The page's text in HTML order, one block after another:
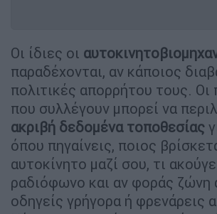
Οι ίδιες οι
παραδέχονται, αν κάποιος
πολιτικές απορρήτου τους. Οι
που συλλέγουν μπορεί να
ακριβή δεδομένα τοποθεσίας
όπου πηγαίνεις, ποιος
αυτοκίνητο μαζί σου, τι
ραδιόφωνο και αν φοράς ζώνη
οδηγείς γρήγορα ή φρενάρεις